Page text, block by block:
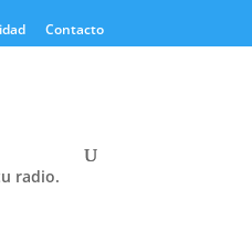
Contacto
radio.